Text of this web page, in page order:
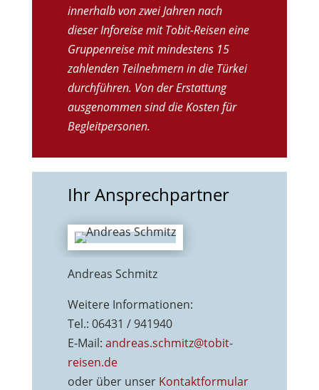
innerhalb von zwei Jahren nach
dieser Inforeise mit Tobit-Reisen eine
Gruppenreise mit mindestens 15
zahlenden Teilnehmern in die Türkei
durchführen. Von der Erstattung
ausgenommen sind die Kosten für
Begleitpersonen.
Ihr Ansprechpartner
Andreas Schmitz
Weitere Informationen:
Tel.: 06431 / 941940
E-Mail: andreas.schmitz@tobit-
reisen.de
oder über unser Kontaktformular